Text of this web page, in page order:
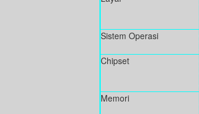
Sistem Operasi
Chipset
Memori